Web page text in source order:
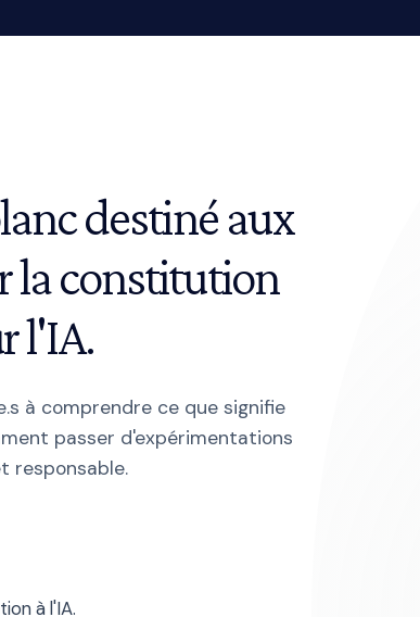
destiné aux
la constitution
l'IA.
à comprendre ce que signifie
passer d'expérimentations
responsable.
à l'IA.